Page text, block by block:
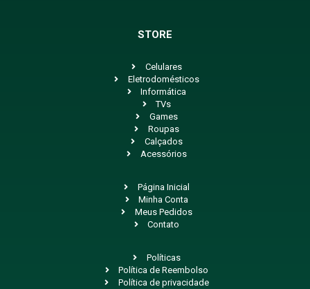
STORE
Celulares
Eletrodomésticos
Informática
TVs
Games
Roupas
Calçados
Acessórios
Página Inicial
Minha Conta
Meus Pedidos
Contato
Políticas
Política de Reembolso
Política de privacidade